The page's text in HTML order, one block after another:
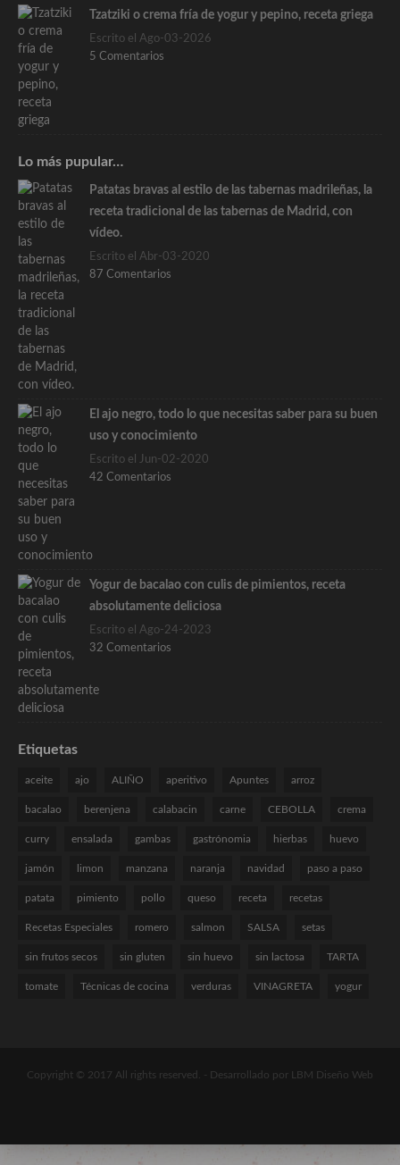
Tzatziki o crema fría de yogur y pepino, receta griega
Escrito el Ago-03-2026
5 Comentarios
Lo más pupular…
Patatas bravas al estilo de las tabernas madrileñas, la
receta tradicional de las tabernas de Madrid, con
vídeo.
Escrito el Abr-03-2020
87 Comentarios
El ajo negro, todo lo que necesitas saber para su buen
uso y conocimiento
Escrito el Jun-02-2020
42 Comentarios
Yogur de bacalao con culis de pimientos, receta
absolutamente deliciosa
Escrito el Ago-24-2023
32 Comentarios
Etiquetas
aceite ajo ALIÑO aperitivo Apuntes arroz
bacalao berenjena calabacin carne CEBOLLA crema
curry ensalada gambas gastrónomia hierbas huevo
jamón limon manzana naranja navidad paso a paso
patata pimiento pollo queso receta recetas
Recetas Especiales romero salmon SALSA setas
sin frutos secos sin gluten sin huevo sin lactosa TARTA
tomate Técnicas de cocina verduras VINAGRETA yogur
Copyright © 2017 All rights reserved. - Desarrollado por LBM Diseño Web